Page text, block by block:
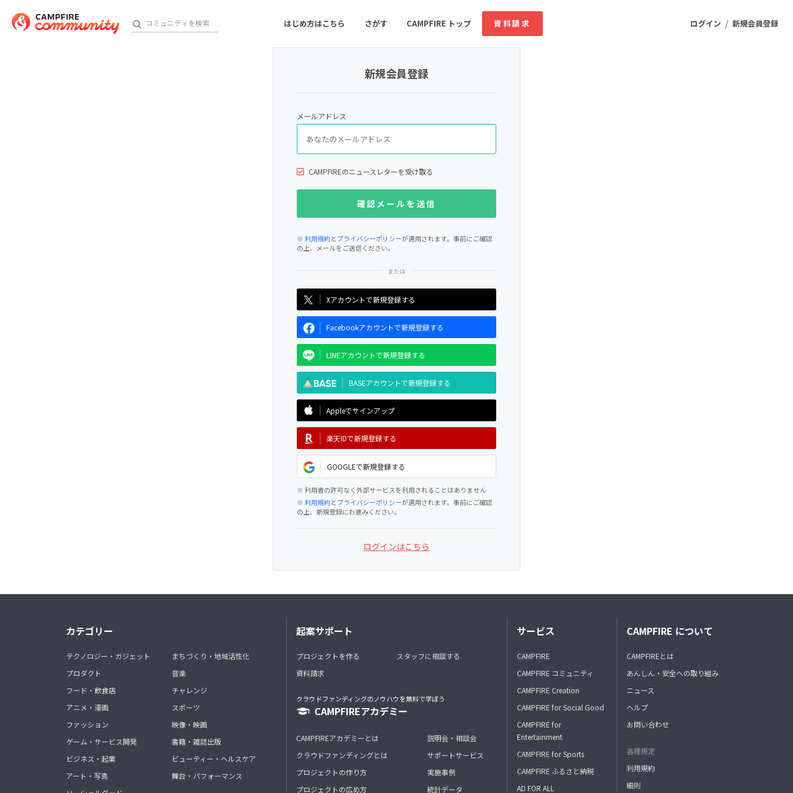
ログイン / 新規会員登録
はじめ方はこちら さがす CAMPFIRE トップ 資料請求
ゲーム・サービス開発
書籍・雑誌出版 アニメ・漫画
ソーシャルグッド ビューティー・ヘルスケア
新規会員登録
メールアドレス
CAMPFIREのニュースレターを受け取る
※利用規約とプライバシーポリシーが適用されます。事前にご確認
の上、メールをご送信ください。
Xアカウントで新規登録する
Facebookアカウントで新規登録する
LINEアカウントで新規登録する
BASEアカウントで新規登録する
Appleでサインアップ
楽天IDで新規登録する
GOOGLEで新規登録する
※ 利用者の許可なく外部サービスを利用されることはありません
※利用規約とプライバシーポリシーが適用されます。事前にご確認
の上、新規登録にお進みください。
ログインはこちら
カテゴリー
テクノロジー・ガジェット
プロダクト
フード・飲食店
アニメ・漫画
ファッション
ゲーム・サービス開発
ビジネス・起業
アート・写真
まちづくり・地域活性化
音楽
チャレンジ
スポーツ
映像・映画
書籍・雑誌出版
ビューティー・ヘルスケア
舞台・パフォーマンス
起案サポート
プロジェクトを作る
資料請求
スタッフに相談する
クラウドファンディングのノウハウを無料で学ぼう
CAMPFIREアカデミー
CAMPFIREアカデミーとは
クラウドファンディングとは
プロジェクトの作り方
プロジェクトの広め方
説明会・相談会
サポートサービス
実施事例
統計データ
サービス
CAMPFIRE
CAMPFIRE コミュニティ
CAMPFIRE Creation
CAMPFIRE for Social Good
CAMPFIRE for
Entertainment
CAMPFIRE for Sports
CAMPFIRE ふるさと納税
AD FOR ALL
CAMPFIRE について
CAMPFIREとは
あんしん・安全への取り組み
ニュース
ヘルプ
お問い合わせ
各種規定
利用規約
細則